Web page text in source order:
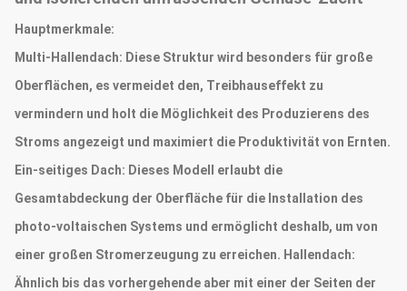
Hauptmerkmale:
Multi-Hallendach: Diese Struktur wird besonders für große
Oberflächen, es vermeidet den, Treibhauseffekt zu
vermindern und holt die Möglichkeit des Produzierens des
Stroms angezeigt und maximiert die Produktivität von Ernten.
Ein-seitiges Dach: Dieses Modell erlaubt die
Gesamtabdeckung der Oberfläche für die Installation des
photo-voltaischen Systems und ermöglicht deshalb, um von
einer großen Stromerzeugung zu erreichen. Hallendach:
Ähnlich bis das vorhergehende aber mit einer der Seiten der